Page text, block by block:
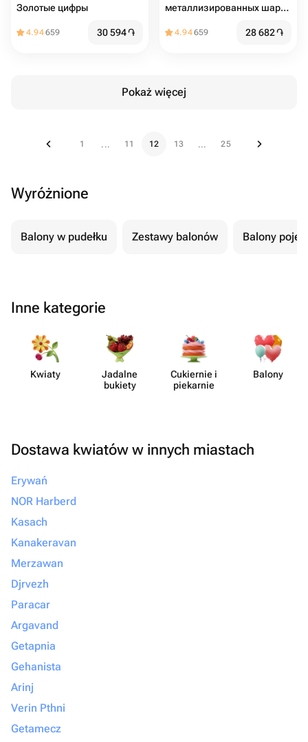
Золотые цифры
4.94659 30 594֏
металлизированных шаров
4.94659 28 682֏
Pokaż więcej
1 ... 11 12 13 ... 25
Wyróżnione
Balony w pudełku Zestawy balonów Balony
Inne kategorie
Kwiaty
Jadalne
bukiety
Cukiernie i
piekarnie
Balony
Dostawa kwiatów w innych miastach
Erywań
NOR Harberd
Kasach
Kanakeravan
Merzawan
Djrvezh
Paracar
Argavand
Getapnia
Gehanista
Arinj
Verin Pthni
Getamecz